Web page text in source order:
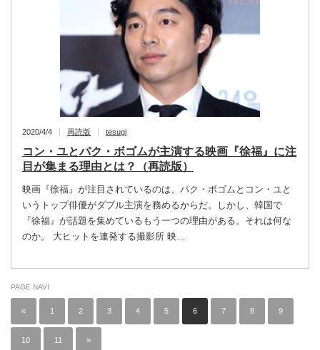
2020/4/4 再読版 tesugi
コン・ユとパク・ボゴムが主演する映画『徐福』に注
目が集まる理由とは？（再読版）
映画『徐福』が注目されているのは、パク・ボゴムとコン・ユと
いうトップ俳優がダブル主演を務めるからだ。しかし、韓国で
『徐福』が話題を集めているもう一つの理由がある。それは何な
のか。 大ヒットを連発する撮影所 映…
PAGE NAVI
« 1 2 3 4 5 6 7 8 9
10 11 »